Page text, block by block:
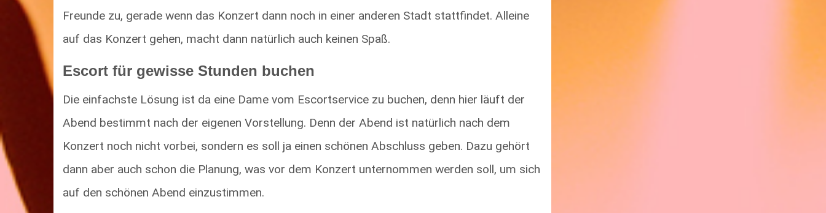
Freunde zu, gerade wenn das Konzert dann noch in einer anderen Stadt stattfindet. Alleine
auf das Konzert gehen, macht dann natürlich auch keinen Spaß.
Escort für gewisse Stunden buchen
Die einfachste Lösung ist da eine Dame vom Escortservice zu buchen, denn hier läuft der
Abend bestimmt nach der eigenen Vorstellung. Denn der Abend ist natürlich nach dem
Konzert noch nicht vorbei, sondern es soll ja einen schönen Abschluss geben. Dazu gehört
dann aber auch schon die Planung, was vor dem Konzert unternommen werden soll, um sich
auf den schönen Abend einzustimmen.